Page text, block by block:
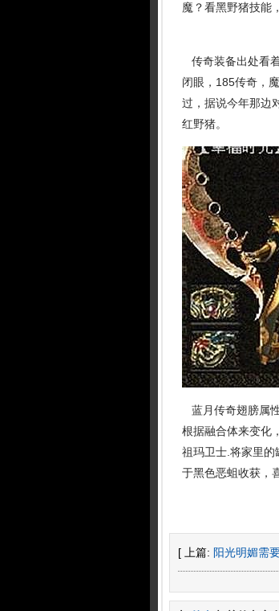
魔？看黑野猪技能
传奇装备出处看
闭眼，185传奇，
过，据说今年那边
红野猪。
蓝月传奇翅膀属
根据融合体来变化
祖玛卫士.将家里的
于黑色恶蛆收获，
[ 上篇: 阳光明媚需